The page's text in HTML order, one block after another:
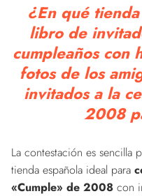
¿En qué
libro de
cumpleaños con
fotos de los
invitados a la
2008
La contestación es sencilla
tienda española ideal para
«Cumple» de 2008 con